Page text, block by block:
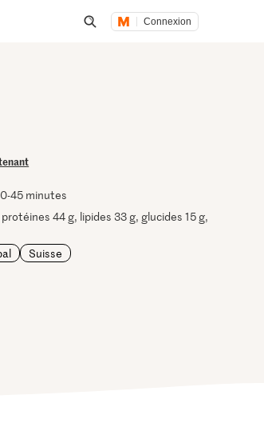
Connexion
45 minutes
protéines 44 g, lipides 33 g, glucides 15 g,
Suisse